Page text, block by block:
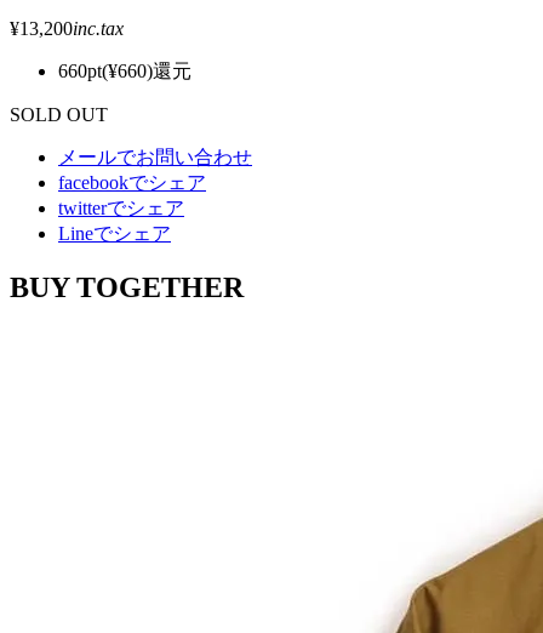
¥13,200inc.tax
660pt(¥660)還元
SOLD OUT
メールでお問い合わせ
facebookでシェア
twitterでシェア
Lineでシェア
BUY TOGETHER